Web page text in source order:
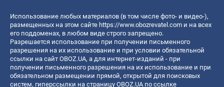
Использование любых материалов (в том числе фото- и видео-),
размещенных на этом сайте https://www.obozrevatel.com и на всех
его поддоменах, в любом виде строго запрещено.
Разрешается использование при получении письменного
разрешения на их использование и при условии обязательной
ссылки на сайт OBOZ.UA, а для интернет-изданий - при
получении письменного разрешения на их использование и при
обязательном размещении прямой, открытой для поисковых
систем, гиперссылки на страницу OBOZ.UA по ссылке